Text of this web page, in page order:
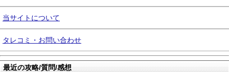
当サイトについて
タレコミ・お問い合わせ
最近の攻略/質問/感想